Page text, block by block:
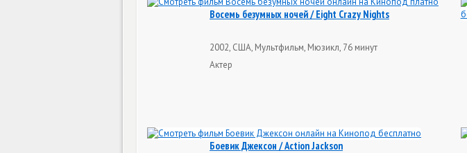
Восемь безумных ночей / Eight Crazy Nights
2002, США, Мультфильм, Мюзикл, 76 минут
Актер
Боевик Джексон / Action Jackson